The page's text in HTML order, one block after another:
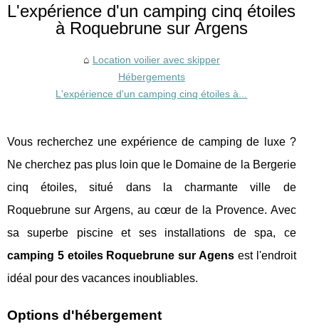
L'expérience d'un camping cinq étoiles
à Roquebrune sur Argens
Location voilier avec skipper
Hébergements
L'expérience d'un camping cinq étoiles à...
Vous recherchez une expérience de camping de luxe ?
Ne cherchez pas plus loin que le Domaine de la Bergerie
cinq étoiles, situé dans la charmante ville de
Roquebrune sur Argens, au cœur de la Provence. Avec
sa superbe piscine et ses installations de spa, ce
camping 5 etoiles Roquebrune sur Agens est l'endroit
idéal pour des vacances inoubliables.
Options d'hébergement